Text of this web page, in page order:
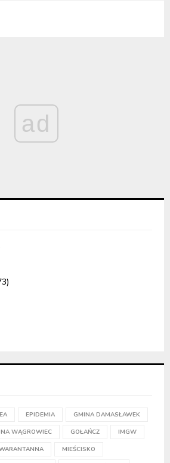
ad
EPIDEMIA GMINA DAMASŁAWEK
WĄGROWIEC GOŁAŃCZ IMGW
MIEŚCISKO